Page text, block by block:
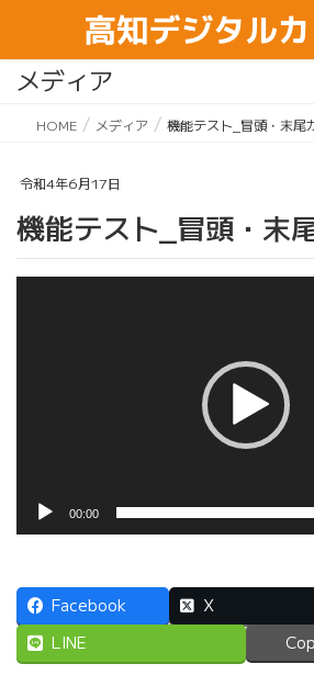
メディア
HOME メディア 機能テスト_冒頭・末尾
令和4年6月17日
機能テスト_冒頭・末
00:00
Facebook X
LINE